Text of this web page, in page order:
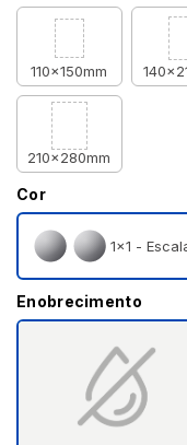
110x150mm
210x280mm
Cor
1×1 -
Enobrecimento